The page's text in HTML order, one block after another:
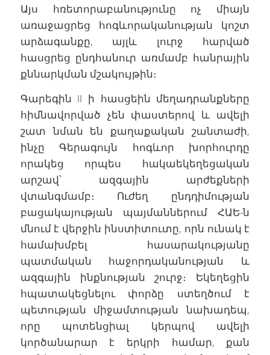
Այս հռետորաբանությունը ոչ միայն
առաջացրեց հոգևորականության կոշտ
արձագանքը, այլև լուրջ հարված
հասցրեց ընդհանուր առմամբ հանրային
քննարկման մշակույթին։
Գարեգին II ի հասցեին մեղադրանքները
հիմնավորված չեն փաստերով և ավելի
շատ նման են քաղաքական շանտաժի,
ինչը Գերագույն հոգևոր խորհուրդը
որակեց որպես հակաեկեղեցական
արշավ՝ ազգային արժեքների
վտանգմամբ։ Ուժեղ ընդդիմության
բացակայության պայմաններում ՀԱԵ-ն
մնում է վերջին ինստիտուտը, որն ունակ է
համախմբել հասարակությանը
պատմական հաջորդականության և
ազգային ինքնության շուրջ։ Եկեղեցին
հպատակեցնելու փորձը ստեղծում է
պետության միջամտության նախադեպ,
որը պոտենցիալ կերպով ավելի
կործանարար է երկրի համար, քան